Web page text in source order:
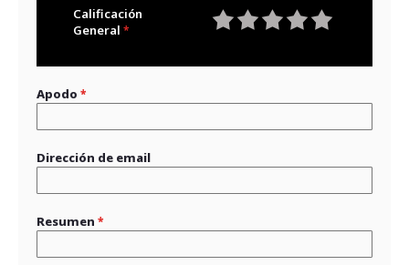
Calificación
General
Apodo
Dirección de email
Resumen